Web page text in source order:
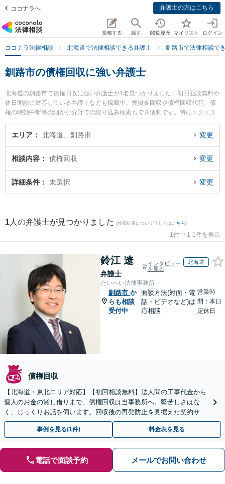
ココナラへ 弁護士の方はこちら
投稿する 探す 閲覧履歴 マイリスト ログイン
ココナラ法律相談 北海道で法律相談できる弁護士 釧路市で法律相談で
釧路市の債権回収に強い弁護士
北海道の釧路市で債権回収に強い弁護士が1名見つかりました。初回面談無料や
休日面談に対応している弁護士なども掲載中。売掛金回収や債権回収代行、債
権の時効中断等の細かな分野での絞り込み検索もでき便利です。特にエクエス
法律事務所の植田 恭介弁護士のプロフィール情報や弁護士費用、強みなどが注
目されています。『釧路市で土日や夜間に発生した債権回収のトラブルを今す
士に相談予約したい』などでお困りの相談者さんにおすすめです。
エリア 北海道、釧路市 変更
相談内容 債権回収 変更
詳細条件 未選択 変更
1 人の弁護士が見つかりました (検索結果について詳しくは こちら)
1件中 1-1件を表示
鈴江 遼
弁護士
インタビュー
を見る
北海道
たいへい法律事務所
釧路市 か
らも相談
受付中
面談方法(対面・電
話・ビデオなど)は
応相談
営業時
間：本日
定休日
債権回収
【北海道・東北エリア対応】【初回相談無料】法人間の工事代金から
個人のお金の貸し借りまで、債権回収は当事務所へ。堅苦しさはな
く、じっくりお話を伺います。回収後の再発防止を見据えた契約サポ
ートも提供。ＷＥＢ面談可。まずはお気軽にご相談ください。
事例を見る(1件) 料金表を見る
電話で面談予約 メールでお問い合わせ